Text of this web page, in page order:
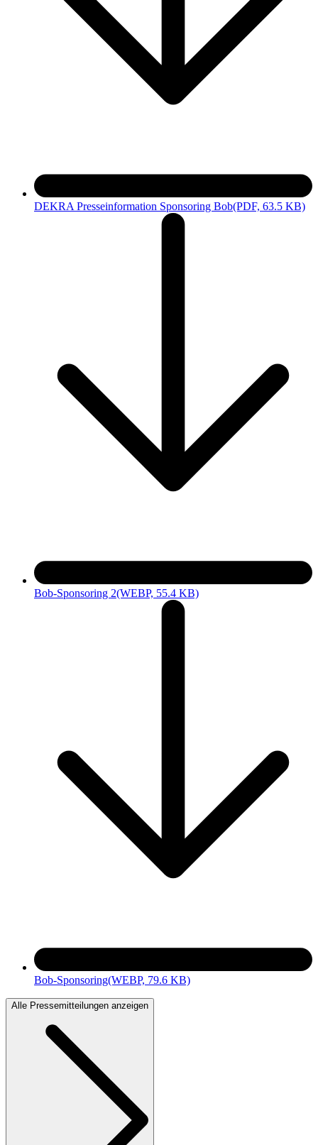
DEKRA Presseinformation Sponsoring Bob(PDF, 63.5 KB)
Bob-Sponsoring 2(WEBP, 55.4 KB)
Bob-Sponsoring(WEBP, 79.6 KB)
Alle Pressemitteilungen anzeigen